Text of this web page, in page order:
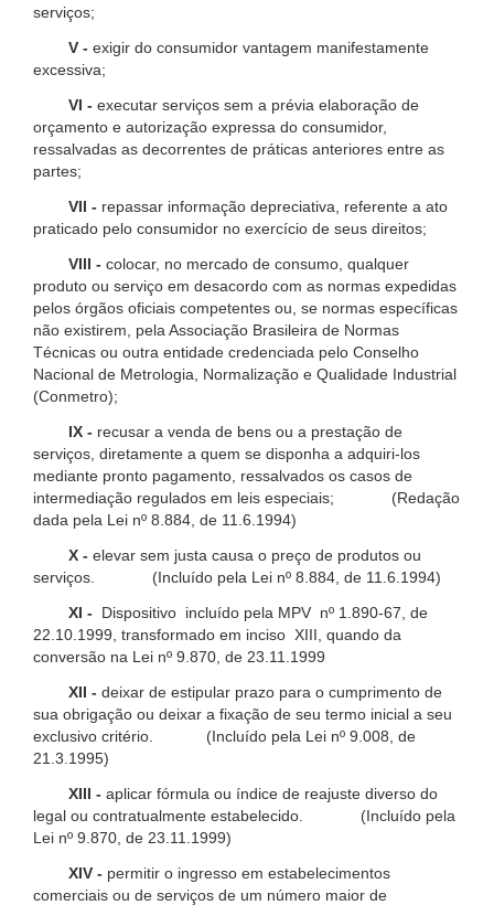
serviços;
V - exigir do consumidor vantagem manifestamente
excessiva;
VI - executar serviços sem a prévia elaboração de
orçamento e autorização expressa do consumidor,
ressalvadas as decorrentes de práticas anteriores entre as
partes;
VII - repassar informação depreciativa, referente a ato
praticado pelo consumidor no exercício de seus direitos;
VIII - colocar, no mercado de consumo, qualquer
produto ou serviço em desacordo com as normas expedidas
pelos órgãos oficiais competentes ou, se normas específicas
não existirem, pela Associação Brasileira de Normas
Técnicas ou outra entidade credenciada pelo Conselho
Nacional de Metrologia, Normalização e Qualidade Industrial
(Conmetro);
IX - recusar a venda de bens ou a prestação de
serviços, diretamente a quem se disponha a adquiri-los
mediante pronto pagamento, ressalvados os casos de
intermediação regulados em leis especiais; (Redação
dada pela Lei nº 8.884, de 11.6.1994)
X - elevar sem justa causa o preço de produtos ou
serviços. (Incluído pela Lei nº 8.884, de 11.6.1994)
XI -
Dispositivo incluído pela MPV nº 1.890-67, de
22.10.1999, transformado em inciso XIII, quando da
conversão na Lei nº 9.870, de 23.11.1999
XII - deixar de estipular prazo para o cumprimento de
sua obrigação ou deixar a fixação de seu termo inicial a seu
exclusivo critério. (Incluído pela Lei nº 9.008, de
21.3.1995)
XIII - aplicar fórmula ou índice de reajuste diverso do
legal ou contratualmente estabelecido. (Incluído pela
Lei nº 9.870, de 23.11.1999)
XIV - permitir o ingresso em estabelecimentos
comerciais ou de serviços de um número maior de